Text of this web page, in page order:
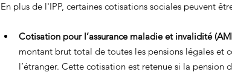
En plus de l'IPP, certaines cotisations sociales peuvent
Cotisation pour l’assurance maladie et invalidité
montant brut total de toutes les pensions légales et
l’étranger. Cette cotisation est retenue si la pension